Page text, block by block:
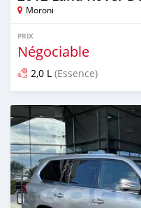
Moroni
PRIX
Négociable
2,0 L (Essence)
Publié il y a plus d'un an